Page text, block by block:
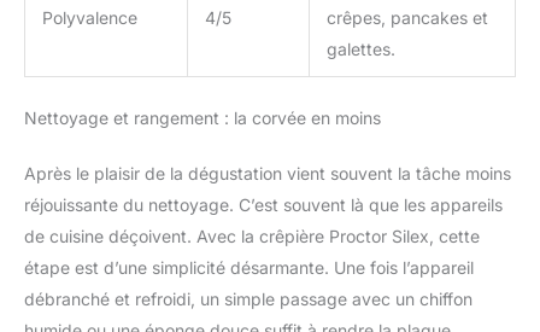
Polyvalence 4/5
crêpes, pancakes et
galettes.
Nettoyage et rangement : la corvée en moins
Après le plaisir de la dégustation vient souvent la tâche moins
réjouissante du nettoyage. C’est souvent là que les appareils
de cuisine déçoivent. Avec la crêpière Proctor Silex, cette
étape est d’une simplicité désarmante. Une fois l’appareil
débranché et refroidi, un simple passage avec un chiffon